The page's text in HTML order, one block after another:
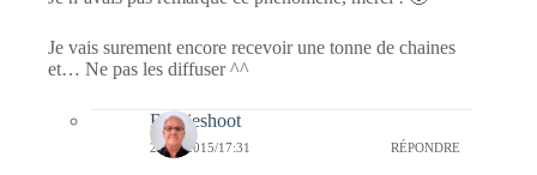
Je vais surement encore recevoir une tonne de chaines
et… Ne pas les diffuser ^^
Bernieshoot
29/07/2015/17:31 RÉPONDRE